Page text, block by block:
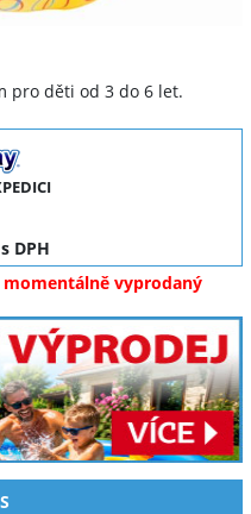
pro děti od 3 do 6 let.
s DPH
vyprodaný